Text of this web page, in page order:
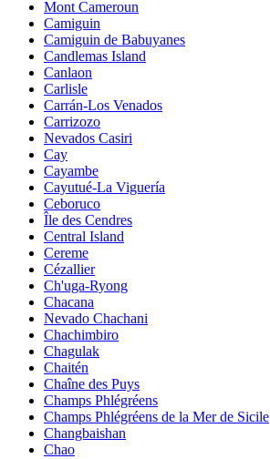
Mont Cameroun
Camiguin
Camiguin de Babuyanes
Candlemas Island
Canlaon
Carlisle
Carrán-Los Venados
Carrizozo
Nevados Casiri
Cay
Cayambe
Cayutué-La Viguería
Ceboruco
Île des Cendres
Central Island
Cereme
Cézallier
Ch'uga-Ryong
Chacana
Nevado Chachani
Chachimbiro
Chagulak
Chaitén
Chaîne des Puys
Champs Phlégréens
Champs Phlégréens de la Mer de Sicile
Changbaishan
Chao